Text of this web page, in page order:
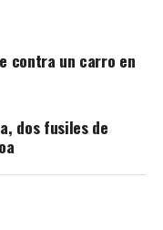
contra un carro en
dos fusiles de